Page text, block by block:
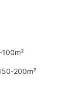
200m²